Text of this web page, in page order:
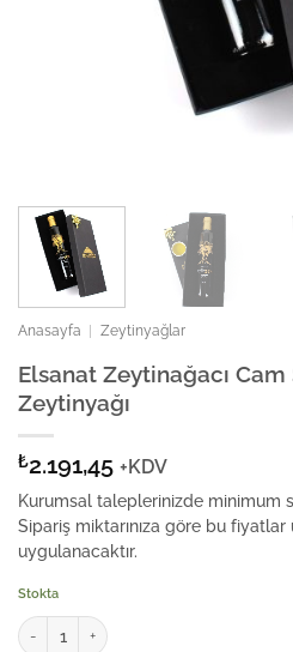
Anasayfa Zeytinyağlar
Elsanat Zeytinağacı
Zeytinyağı
₺2.191,45 +KDV
Kurumsal taleplerinizde minimum
Sipariş miktarınıza göre bu
uygulanacaktır.
Stokta
Elsanat Zeytinağacı Cam Şişede 500ml